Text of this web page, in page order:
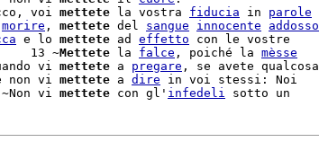
voi
mettete la vostra fiducia in parole
morire , mettete del sangue innocente
addosso
e lo mettete ad effetto con le vostre
13 ~Mettete la falce , poiché la mèsse
vi mettete a pregare , se avete qualcosa
non vi mettete a dire in voi stessi: Noi
vi mettete con gl' infedeli